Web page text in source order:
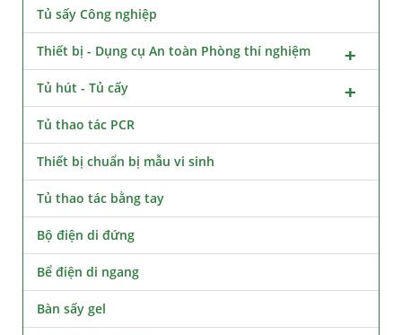
Tủ sấy Công nghiệp
Thiết bị - Dụng cụ An toàn Phòng thí nghiệm
Tủ hút - Tủ cấy
Tủ thao tác PCR
Thiết bị chuẩn bị mẫu vi sinh
Tủ thao tác bằng tay
Bộ điện di đứng
Bể điện di ngang
Bàn sấy gel